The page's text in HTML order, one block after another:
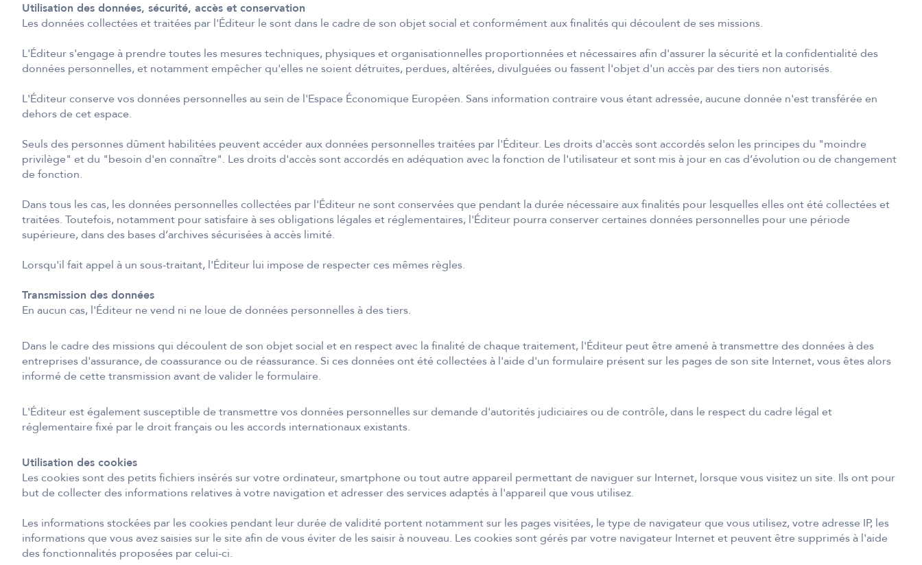
Utilisation des données, sécurité, accès et conservation
Les données collectées et traitées par l'Éditeur le sont dans le cadre de son objet social et conformément aux finalités qui découlent de ses missions.
L'Éditeur s'engage à prendre toutes les mesures techniques, physiques et organisationnelles proportionnées et nécessaires afin d'assurer la sécurité et la confidentialité des
données personnelles, et notamment empêcher qu'elles ne soient détruites, perdues, altérées, divulguées ou fassent l'objet d'un accès par des tiers non autorisés.
L'Éditeur conserve vos données personnelles au sein de l'Espace Économique Européen. Sans information contraire vous étant adressée, aucune donnée n'est transférée en
dehors de cet espace.
Seuls des personnes dûment habilitées peuvent accéder aux données personnelles traitées par l'Éditeur. Les droits d'accès sont accordés selon les principes du "moindre
privilège" et du "besoin d'en connaître". Les droits d'accès sont accordés en adéquation avec la fonction de l'utilisateur et sont mis à jour en cas d’évolution ou de changement
de fonction.
Dans tous les cas, les données personnelles collectées par l'Éditeur ne sont conservées que pendant la durée nécessaire aux finalités pour lesquelles elles ont été collectées et
traitées. Toutefois, notamment pour satisfaire à ses obligations légales et réglementaires, l'Éditeur pourra conserver certaines données personnelles pour une période
supérieure, dans des bases d’archives sécurisées à accès limité.
Lorsqu'il fait appel à un sous-traitant, l'Éditeur lui impose de respecter ces mêmes règles.
Transmission des données
En aucun cas, l'Éditeur ne vend ni ne loue de données personnelles à des tiers.
Dans le cadre des missions qui découlent de son objet social et en respect avec la finalité de chaque traitement, l'Éditeur peut être amené à transmettre des données à des
entreprises d'assurance, de coassurance ou de réassurance. Si ces données ont été collectées à l'aide d'un formulaire présent sur les pages de son site Internet, vous êtes alors
informé de cette transmission avant de valider le formulaire.
L'Éditeur est également susceptible de transmettre vos données personnelles sur demande d'autorités judiciaires ou de contrôle, dans le respect du cadre légal et
réglementaire fixé par le droit français ou les accords internationaux existants.
Utilisation des cookies
Les cookies sont des petits fichiers insérés sur votre ordinateur, smartphone ou tout autre appareil permettant de naviguer sur Internet, lorsque vous visitez un site. Ils ont pour
but de collecter des informations relatives à votre navigation et adresser des services adaptés à l'appareil que vous utilisez.
Les informations stockées par les cookies pendant leur durée de validité portent notamment sur les pages visitées, le type de navigateur que vous utilisez, votre adresse IP, les
informations que vous avez saisies sur le site afin de vous éviter de les saisir à nouveau. Les cookies sont gérés par votre navigateur Internet et peuvent être supprimés à l'aide
des fonctionnalités proposées par celui-ci.